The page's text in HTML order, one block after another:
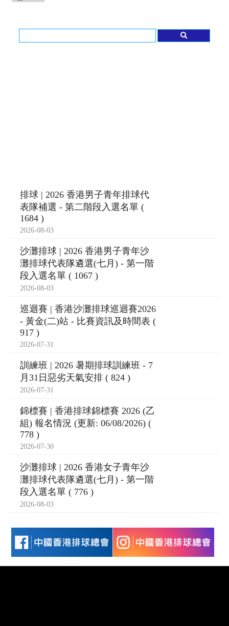
排球 | 2026 香港男子青年排球代
表隊補選 - 第二階段入選名單 (
1684 )
2026-08-03
沙灘排球 | 2026 香港男子青年沙
灘排球代表隊遴選(七月) - 第一階
段入選名單 ( 1067 )
2026-08-03
巡迴賽 | 香港沙灘排球巡迴賽2026
- 黃金(二)站 - 比賽資訊及時間表 (
917 )
2026-07-31
訓練班 | 2026 暑期排球訓練班 - 7
月31日惡劣天氣安排 ( 824 )
2026-07-31
錦標賽 | 香港排球錦標賽 2026 (乙
組) 報名情況 (更新: 06/08/2026) (
778 )
2026-07-30
沙灘排球 | 2026 香港女子青年沙
灘排球代表隊遴選(七月) - 第一階
段入選名單 ( 776 )
2026-08-03